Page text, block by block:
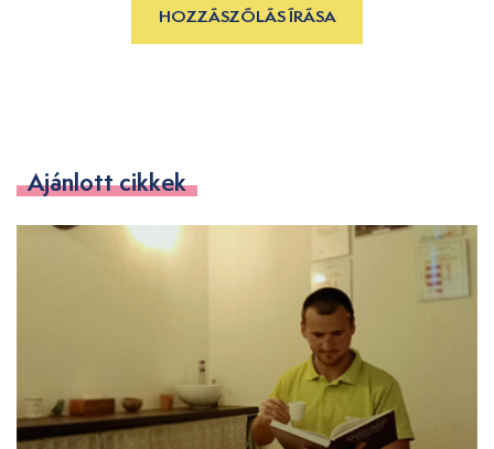
HOZZÁSZÓLÁS ÍRÁSA
Ajánlott cikkek